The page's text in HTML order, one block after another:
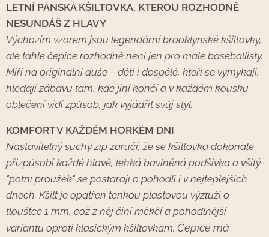
LETNÍ PÁNSKÁ KŠILTOVKA, KTEROU ROZHODNĚ
NESUNDÁŠ Z HLAVY
Výchozím vzorem jsou legendární brooklynské kšiltovky,
ale tahle čepice rozhodně není jen pro malé baseballisty.
Míří na originální duše – děti i dospělé, kteří se vymykají,
hledají zábavu tam, kde jiní končí a v každém kousku
oblečení vidí způsob, jak vyjádřit svůj styl.
KOMFORT V KAŽDÉM HORKÉM DNI
Nastavitelný suchý zip zaručí, že se kšiltovka dokonale
přizpůsobí každé hlavě, lehká bavlněná podšívka a všitý
"potní proužek" se postarají o pohodlí i v nejteplejších
dnech. Kšilt je opatřen tenkou plastovou výztuží o
tloušťce 1 mm, což z něj činí měkčí a pohodlnější
variantu oproti klasickým kšiltovkám. Čepice má